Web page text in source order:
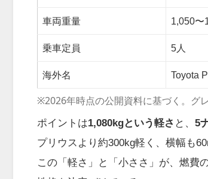
車両重量 1,050〜
乗車定員 5人
海外名 Toyota
※2026年時点の公開資料に基づく。グ
ポイントは1,080kgという軽さ と、 5
プリウスより約300kg軽く、横幅も
この「軽さ」と「小ささ」が、燃費